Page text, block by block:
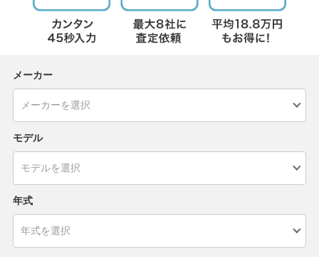
メーカー
モデル
年式